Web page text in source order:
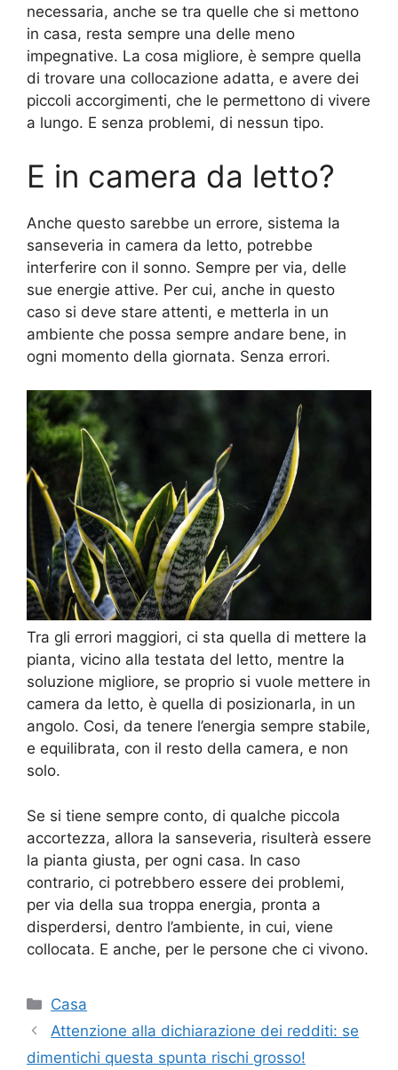
necessaria, anche se tra quelle che si mettono
in casa, resta sempre una delle meno
impegnative. La cosa migliore, è sempre quella
di trovare una collocazione adatta, e avere dei
piccoli accorgimenti, che le permettono di vivere
a lungo. E senza problemi, di nessun tipo.
E in camera da letto?
Anche questo sarebbe un errore, sistema la
sanseveria in camera da letto, potrebbe
interferire con il sonno. Sempre per via, delle
sue energie attive. Per cui, anche in questo
caso si deve stare attenti, e metterla in un
ambiente che possa sempre andare bene, in
ogni momento della giornata. Senza errori.
Tra gli errori maggiori, ci sta quella di mettere la
pianta, vicino alla testata del letto, mentre la
soluzione migliore, se proprio si vuole mettere in
camera da letto, è quella di posizionarla, in un
angolo. Cosi, da tenere l’energia sempre stabile,
e equilibrata, con il resto della camera, e non
solo.
Se si tiene sempre conto, di qualche piccola
accortezza, allora la sanseveria, risulterà essere
la pianta giusta, per ogni casa. In caso
contrario, ci potrebbero essere dei problemi,
per via della sua troppa energia, pronta a
disperdersi, dentro l’ambiente, in cui, viene
collocata. E anche, per le persone che ci vivono.
Categorie
Casa
Attenzione alla dichiarazione dei redditi: se
dimentichi questa spunta rischi grosso!